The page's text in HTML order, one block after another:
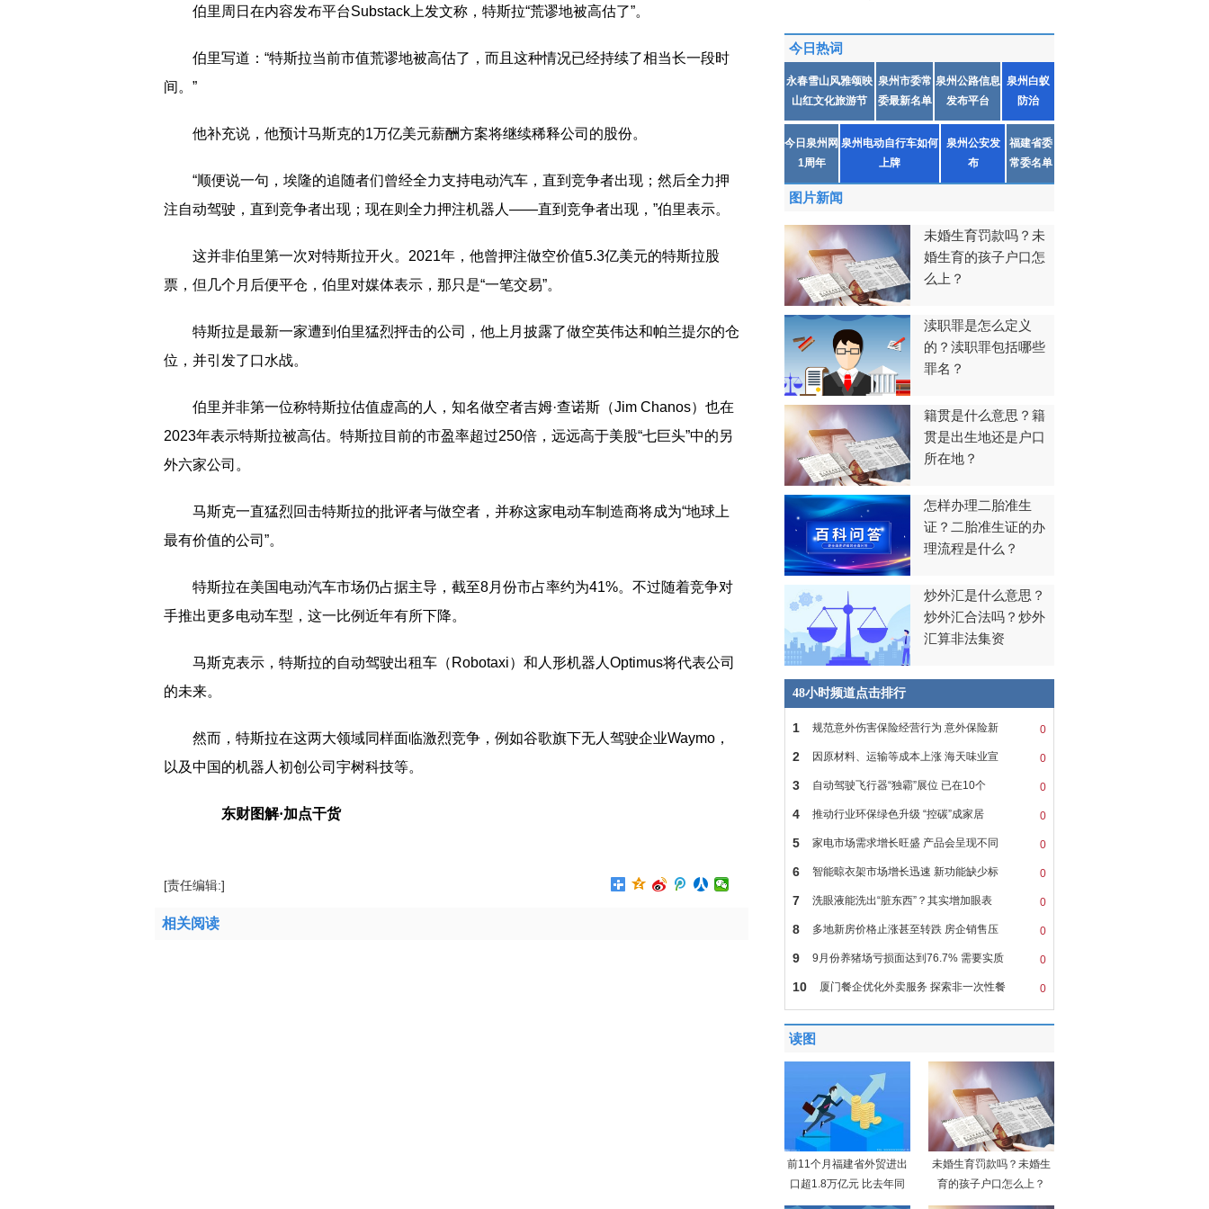
伯里周日在内容发布平台Substack上发文称，特斯拉“荒谬地被高估了”。
伯里写道：“特斯拉当前市值荒谬地被高估了，而且这种情况已经持续了相当长一段时
间。”
他补充说，他预计马斯克的1万亿美元薪酬方案将继续稀释公司的股份。
“顺便说一句，埃隆的追随者们曾经全力支持电动汽车，直到竞争者出现；然后全力押
注自动驾驶，直到竞争者出现；现在则全力押注机器人——直到竞争者出现，”伯里表示。
这并非伯里第一次对特斯拉开火。2021年，他曾押注做空价值5.3亿美元的特斯拉股
票，但几个月后便平仓，伯里对媒体表示，那只是“一笔交易”。
特斯拉是最新一家遭到伯里猛烈抨击的公司，他上月披露了做空英伟达和帕兰提尔的仓
位，并引发了口水战。
伯里并非第一位称特斯拉估值虚高的人，知名做空者吉姆·查诺斯（Jim Chanos）也在
2023年表示特斯拉被高估。特斯拉目前的市盈率超过250倍，远远高于美股“七巨头”中的另
外六家公司。
马斯克一直猛烈回击特斯拉的批评者与做空者，并称这家电动车制造商将成为“地球上
最有价值的公司”。
特斯拉在美国电动汽车市场仍占据主导，截至8月份市占率约为41%。不过随着竞争对
手推出更多电动车型，这一比例近年有所下降。
马斯克表示，特斯拉的自动驾驶出租车（Robotaxi）和人形机器人Optimus将代表公司
的未来。
然而，特斯拉在这两大领域同样面临激烈竞争，例如谷歌旗下无人驾驶企业Waymo，
以及中国的机器人初创公司宇树科技等。
东财图解·加点干货
[责任编辑:]
相关阅读
今日热词
永春雪山风雅颂映
山红文化旅游节
泉州市委常
委最新名单
泉州公路信息
发布平台
泉州白蚁
防治
今日泉州网
1周年
泉州电动自行车如何
上牌
泉州公安发
布
福建省委
常委名单
图片新闻
未婚生育罚款吗？未
婚生育的孩子户口怎
么上？
渎职罪是怎么定义
的？渎职罪包括哪些
罪名？
籍贯是什么意思？籍
贯是出生地还是户口
所在地？
怎样办理二胎准生
证？二胎准生证的办
理流程是什么？
炒外汇是什么意思？
炒外汇合法吗？炒外
汇算非法集资
48小时频道点击排行
0
1 规范意外伤害保险经营行为 意外保险新
0
2 因原材料、运输等成本上涨 海天味业宣
0
3 自动驾驶飞行器“独霸”展位 已在10个
0
4 推动行业环保绿色升级 “控碳”成家居
0
5 家电市场需求增长旺盛 产品会呈现不同
0
6 智能晾衣架市场增长迅速 新功能缺少标
0
7 洗眼液能洗出“脏东西”？其实增加眼表
0
8 多地新房价格止涨甚至转跌 房企销售压
0
9 9月份养猪场亏损面达到76.7% 需要实质
0
10 厦门餐企优化外卖服务 探索非一次性餐
读图
前11个月福建省外贸进出
口超1.8万亿元 比去年同
未婚生育罚款吗？未婚生
育的孩子户口怎么上？